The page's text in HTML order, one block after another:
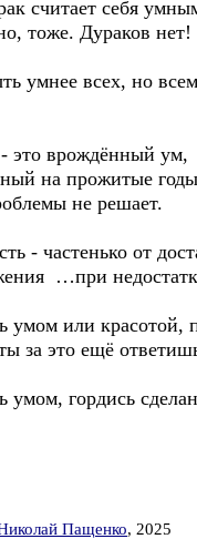
считает себя
тоже. Дураков нет!
умнее всех, но
это врождённый ум,
на прожитые
не решает.
- частенько от
…при
умом или красотой,
за это ещё
умом, гордись
Пащенко, 2025